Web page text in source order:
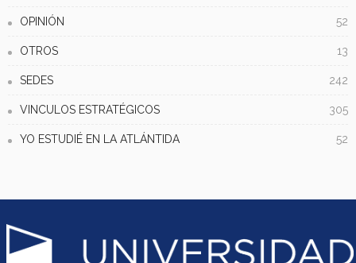
OPINIÓN 52
OTROS 13
SEDES 242
VINCULOS ESTRATÉGICOS 305
YO ESTUDIÉ EN LA ATLÁNTIDA 52